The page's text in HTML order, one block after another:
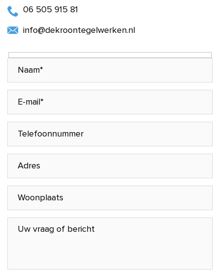
06 505 915 81
info@dekroontegelwerken.nl